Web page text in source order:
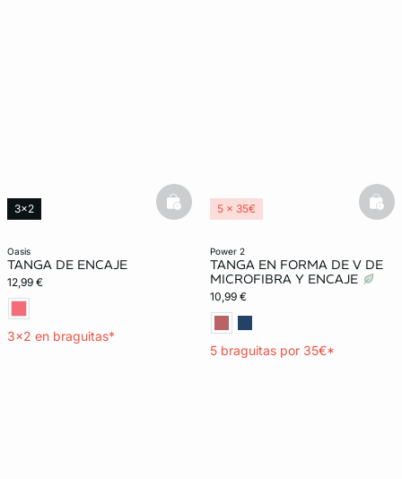
oasis
TANGA DE ENCAJE
12,99 €
3x2 en braguitas*
3x2 basketfull
power 2
TANGA EN FORMA DE V DE
MICROFIBRA Y ENCAJE
10,99 €
5 braguitas por 35€*
5 x 35€